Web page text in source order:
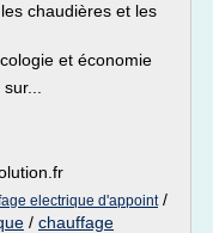
chaudières et les
et économie
electrique d'appoint/
/ chauffage